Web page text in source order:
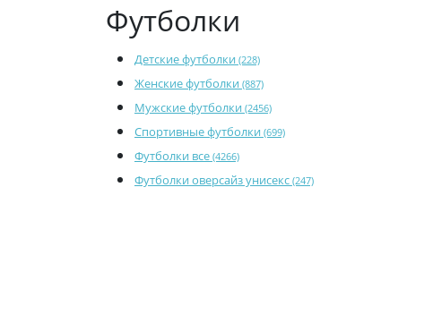
Футболки
Детские футболки (228)
Женские футболки (887)
Мужские футболки (2456)
Спортивные футболки (699)
Футболки все (4266)
Футболки оверсайз унисекс (247)